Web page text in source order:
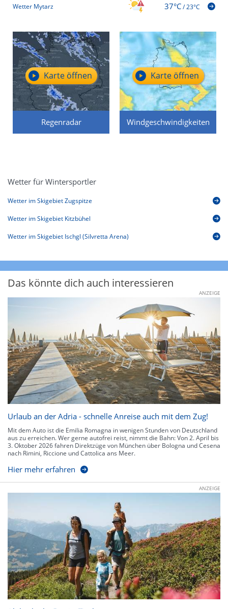
Wetter Mytarz 37°C/23°C
Regenradar
Karte öffnen
Windgeschwindigkeiten
Karte öffnen
Wetter für Wintersportler
Wetter im Skigebiet Zugspitze
Wetter im Skigebiet Kitzbühel
Wetter im Skigebiet Ischgl (Silvretta Arena)
Das könnte dich auch interessieren
ANZEIGE
Urlaub an der Adria - schnelle Anreise auch mit dem Zug!
Mit dem Auto ist die Emilia Romagna in wenigen Stunden von Deutschland
aus zu erreichen. Wer gerne autofrei reist, nimmt die Bahn: Von 2. April bis
3. Oktober 2026 fahren Direktzüge von München über Bologna und Cesena
nach Rimini, Riccione und Cattolica ans Meer.
Hier mehr erfahren
ANZEIGE